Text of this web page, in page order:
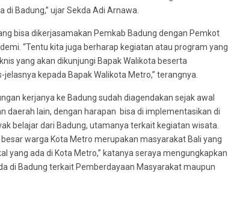
Badung,” ujar Sekda Adi Arnawa.
bisa dikerjasamakan Pemkab Badung dengan Pemkot
“Tentu kita juga berharap kegiatan atau program yang
yang akan dikunjungi Bapak Walikota beserta
kepada Bapak Walikota Metro,” terangnya.
kerjanya ke Badung sudah diagendakan sejak awal
daerah lain, dengan harapan bisa di implementasikan di
belajar dari Badung, utamanya terkait kegiatan wisata.
warga Kota Metro merupakan masyarakat Bali yang
yang ada di Kota Metro,” katanya seraya mengungkapkan
di Badung terkait Pemberdayaan Masyarakat maupun